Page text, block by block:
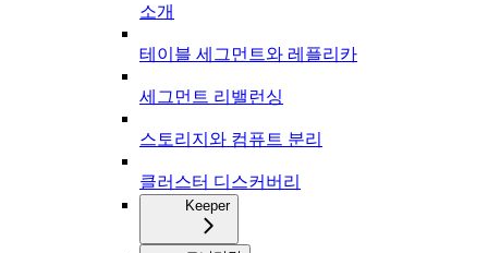
소개
테이블 세그먼트와 레플리카
세그먼트 리밸런싱
스토리지와 컴퓨트 분리
클러스터 디스커버리
Keeper